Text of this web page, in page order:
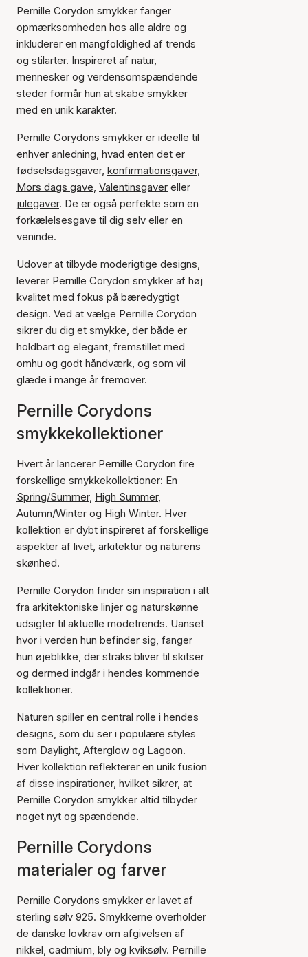
Pernille Corydon smykker fanger
opmærksomheden hos alle aldre og
inkluderer en mangfoldighed af trends
og stilarter. Inspireret af natur,
mennesker og verdensomspændende
steder formår hun at skabe smykker
med en unik karakter.
Pernille Corydons smykker er ideelle til
enhver anledning, hvad enten det er
fødselsdagsgaver, konfirmationsgaver,
Mors dags gave, Valentinsgaver eller
julegaver. De er også perfekte som en
forkælelsesgave til dig selv eller en
veninde.
Udover at tilbyde moderigtige designs,
leverer Pernille Corydon smykker af høj
kvalitet med fokus på bæredygtigt
design. Ved at vælge Pernille Corydon
sikrer du dig et smykke, der både er
holdbart og elegant, fremstillet med
omhu og godt håndværk, og som vil
glæde i mange år fremover.
Pernille Corydons
smykkekollektioner
Hvert år lancerer Pernille Corydon fire
forskellige smykkekollektioner: En
Spring/Summer, High Summer,
Autumn/Winter og High Winter. Hver
kollektion er dybt inspireret af forskellige
aspekter af livet, arkitektur og naturens
skønhed.
Pernille Corydon finder sin inspiration i alt
fra arkitektoniske linjer og naturskønne
udsigter til aktuelle modetrends. Uanset
hvor i verden hun befinder sig, fanger
hun øjeblikke, der straks bliver til skitser
og dermed indgår i hendes kommende
kollektioner.
Naturen spiller en central rolle i hendes
designs, som du ser i populære styles
som Daylight, Afterglow og Lagoon.
Hver kollektion reflekterer en unik fusion
af disse inspirationer, hvilket sikrer, at
Pernille Corydon smykker altid tilbyder
noget nyt og spændende.
Pernille Corydons
materialer og farver
Pernille Corydons smykker er lavet af
sterling sølv 925. Smykkerne overholder
de danske lovkrav om afgivelsen af
nikkel, cadmium, bly og kviksølv. Pernille